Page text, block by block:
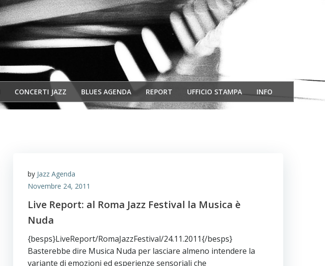
CONCERTI JAZZ BLUES AGENDA REPORT UFFICIO STAMPA INFO
by Jazz Agenda
Novembre 24, 2011
Live Report: al Roma Jazz Festival la Musica è
Nuda
{besps}LiveReport/RomaJazzFestival/24.11.2011{/besps}
Basterebbe dire Musica Nuda per lasciare almeno intendere la
variante di emozioni ed esperienze sensoriali che